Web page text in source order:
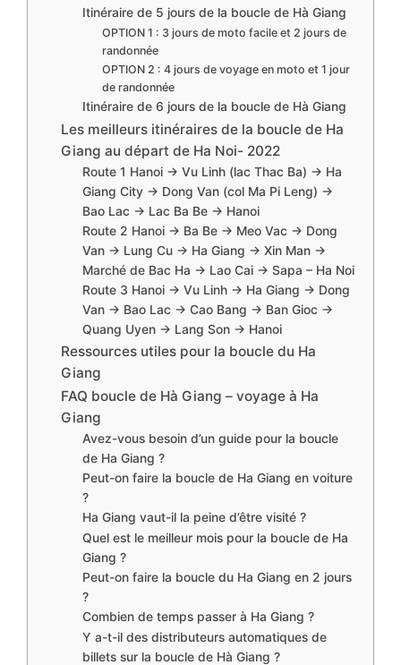
Itinéraire de 5 jours de la boucle de Hà Giang
OPTION 1 : 3 jours de moto facile et 2 jours de
randonnée
OPTION 2 : 4 jours de voyage en moto et 1 jour
de randonnée
Itinéraire de 6 jours de la boucle de Hà Giang
Les meilleurs itinéraires de la boucle de Ha
Giang au départ de Ha Noi- 2022
Route 1 Hanoi → Vu Linh (lac Thac Ba) → Ha
Giang City → Dong Van (col Ma Pi Leng) →
Bao Lac → Lac Ba Be → Hanoi
Route 2 Hanoi → Ba Be → Meo Vac → Dong
Van → Lung Cu → Ha Giang → Xin Man →
Marché de Bac Ha → Lao Cai → Sapa – Ha Noi
Route 3 Hanoi → Vu Linh → Ha Giang → Dong
Van → Bao Lac → Cao Bang → Ban Gioc →
Quang Uyen → Lang Son → Hanoi
Ressources utiles pour la boucle du Ha
Giang
FAQ boucle de Hà Giang – voyage à Ha
Giang
Avez-vous besoin d’un guide pour la boucle
de Ha Giang ?
Peut-on faire la boucle de Ha Giang en voiture
?
Ha Giang vaut-il la peine d’être visité ?
Quel est le meilleur mois pour la boucle de Ha
Giang ?
Peut-on faire la boucle du Ha Giang en 2 jours
?
Combien de temps passer à Ha Giang ?
Y a-t-il des distributeurs automatiques de
billets sur la boucle de Hà Giang ?